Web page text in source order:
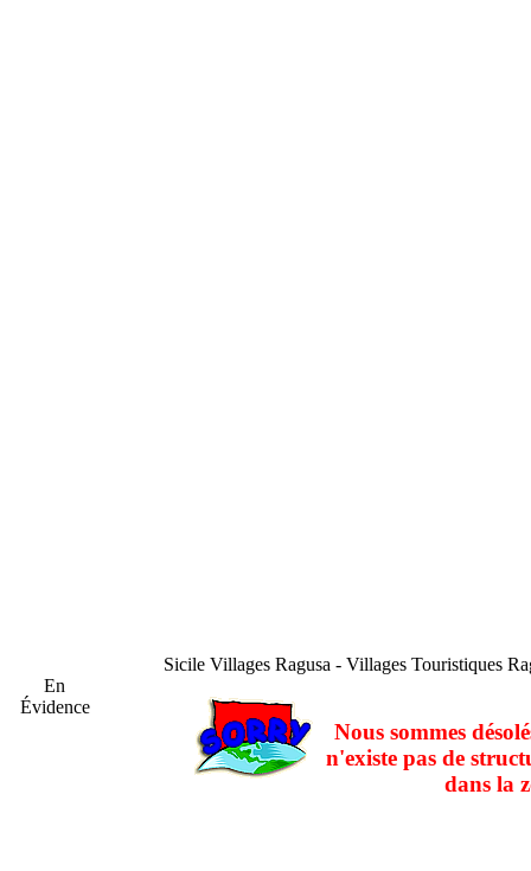
En
Évidence
Sicile Villages Ragusa - Villages Touristiques
Nous sommes
n'existe pas de
dans la